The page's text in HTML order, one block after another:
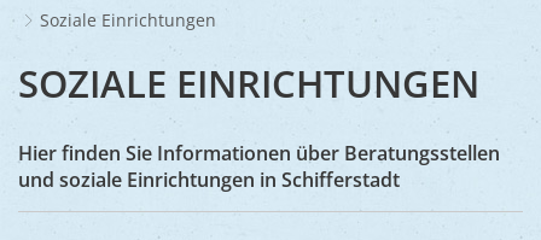
Religiöse
Bürger-
Politik
Schulen
Rund
BAUEN
Soziale Einrichtungen
SOZIALE
EINRICHTUNGEN
SOZIALE EINRICHTUNGEN
Hier finden Sie Informationen über Beratungsstellen
und soziale Einrichtungen in Schifferstadt